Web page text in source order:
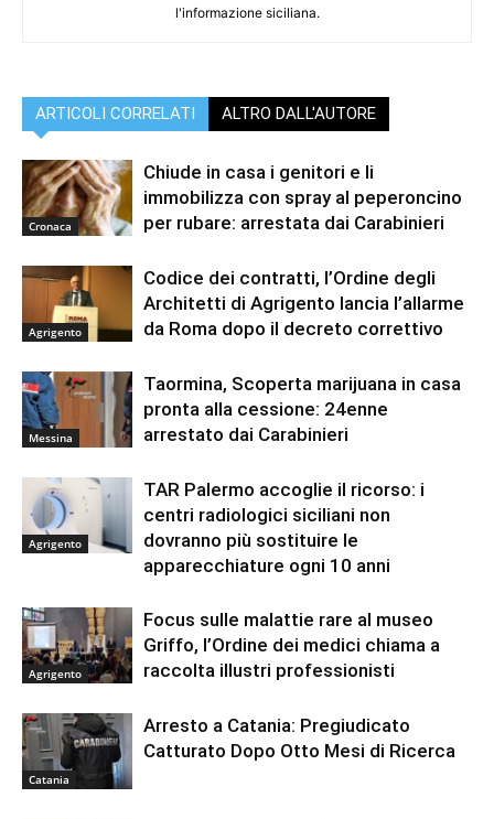
l'informazione siciliana.
ARTICOLI CORRELATI ALTRO DALL'AUTORE
Cronaca
Chiude in casa i genitori e li
immobilizza con spray al peperoncino
per rubare: arrestata dai Carabinieri
Agrigento
Codice dei contratti, l’Ordine degli
Architetti di Agrigento lancia l’allarme
da Roma dopo il decreto correttivo
Messina
Taormina, Scoperta marijuana in casa
pronta alla cessione: 24enne
arrestato dai Carabinieri
Agrigento
TAR Palermo accoglie il ricorso: i
centri radiologici siciliani non
dovranno più sostituire le
apparecchiature ogni 10 anni
Agrigento
Focus sulle malattie rare al museo
Griffo, l’Ordine dei medici chiama a
raccolta illustri professionisti
Catania
Arresto a Catania: Pregiudicato
Catturato Dopo Otto Mesi di Ricerca